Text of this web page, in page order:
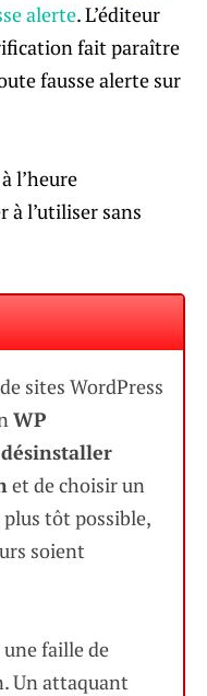
alerte. L’éditeur
fait paraître
fausse alerte sur
l’heure
à l’utiliser sans
sites WordPress
WP
désinstaller
et de choisir un
tôt possible,
soient
faille de
Un attaquant